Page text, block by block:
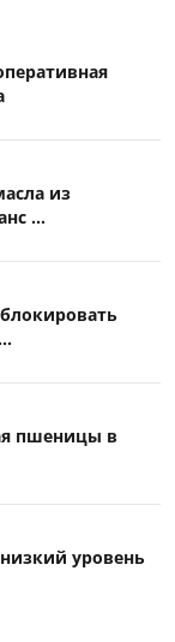
из
...
пшеницы в
уровень